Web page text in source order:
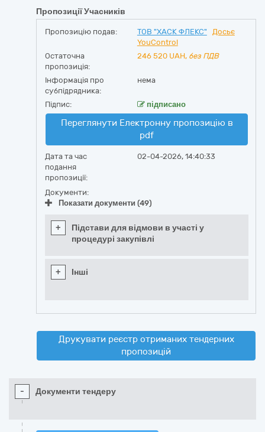
Пропозиції Учасників
Пропозицію подав: ТОВ "ХАСК ФЛЕКС"
Досьє
YouControl
Остаточна
пропозиція:
246 520 UAH, без ПДВ
Інформація про
субпідрядника:
нема
Підпис: підписано
Переглянути Електронну пропозицію в
pdf
Дата та час
подання
пропозиції:
02-04-2026, 14:40:33
Документи:
Показати документи (49)
+
Підстави для відмови в участі у
процедурі закупівлі
+ Інші
Друкувати реєстр отриманих тендерних
пропозицій
- Документи тендеру